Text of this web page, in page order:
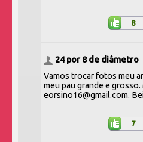
8
24 por 8 de diâmetro
Vamos trocar fotos meu
meu pau grande e grosso.
eorsino16@gmail.com.
7